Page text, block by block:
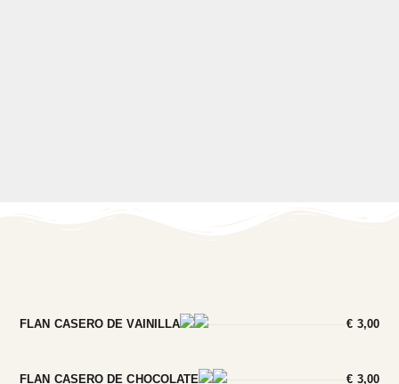
FLAN CASERO DE VAINILLA € 3,00
FLAN CASERO DE CHOCOLATE € 3,00